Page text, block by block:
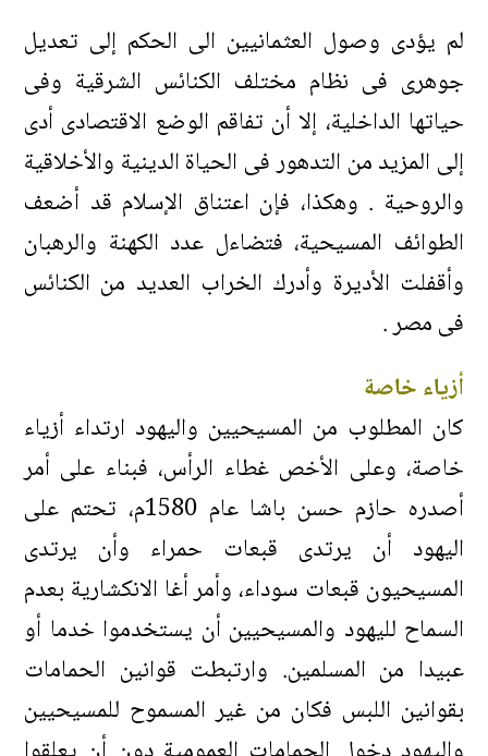
لم يؤدى وصول العثمانيين الى الحكم إلى تعديل
جوهرى فى نظام مختلف الكنائس الشرقية وفى
حياتها الداخلية، إلا أن تفاقم الوضع الاقتصادى أدى
إلى المزيد من التدهور فى الحياة الدينية والأخلاقية
والروحية . وهكذا، فإن اعتناق الإسلام قد أضعف
الطوائف المسيحية، فتضاءل عدد الكهنة والرهبان
وأقفلت الأديرة وأدرك الخراب العديد من الكنائس
فى مصر .
أزياء خاصة
كان المطلوب من المسيحيين واليهود ارتداء أزياء
خاصة، وعلى الأخص غطاء الرأس، فبناء على أمر
أصدره حازم حسن باشا عام 1580م، تحتم على
اليهود أن يرتدى قبعات حمراء وأن يرتدى
المسيحيون قبعات سوداء، وأمر أغا الانكشارية بعدم
السماح لليهود والمسيحيين أن يستخدموا خدما أو
عبيدا من المسلمين. وارتبطت قوانين الحمامات
بقوانين اللبس فكان من غير المسموح للمسيحيين